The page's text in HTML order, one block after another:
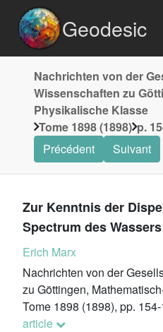
Geodesic
Nachrichten von der
Wissenschaften zu
Physikalische Klasse
Tome 1898 (1898) p.
Précédent
Suivant
Zur Kenntnis der
Spectrum des Wassers
Erich Marx
Nachrichten von der
zu Göttingen,
Tome 1898 (1898), pp.
article